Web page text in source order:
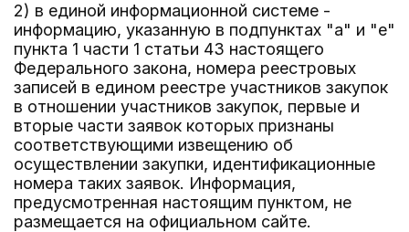
2) в единой информационной системе -
информацию, указанную в подпунктах "а" и "е"
пункта 1 части 1 статьи 43 настоящего
Федерального закона, номера реестровых
записей в едином реестре участников закупок
в отношении участников закупок, первые и
вторые части заявок которых признаны
соответствующими извещению об
осуществлении закупки, идентификационные
номера таких заявок. Информация,
предусмотренная настоящим пунктом, не
размещается на официальном сайте.